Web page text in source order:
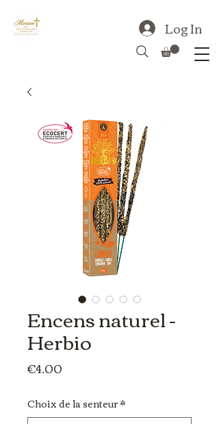
Log In
Encens naturel -
Herbio
€4.00
Choix de la senteur*